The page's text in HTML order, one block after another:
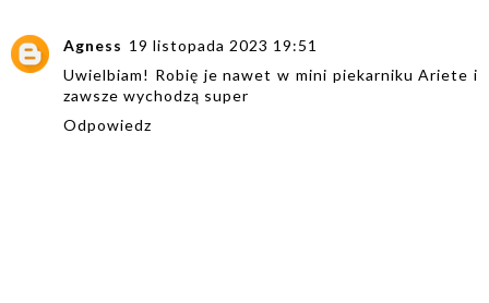
Agness 19 listopada 2023 19:51
Uwielbiam! Robię je nawet w mini piekarniku Ariete i
zawsze wychodzą super
Odpowiedz